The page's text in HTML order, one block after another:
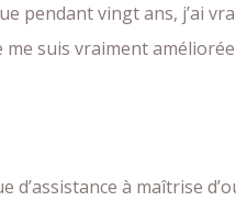
pendant vingt ans, j’ai
suis vraiment
d’assistance à maîtrise